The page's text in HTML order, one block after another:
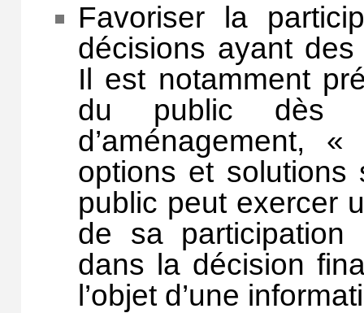
Favoriser la
décisions ayant des
Il est notamment
du public dès
d’aménagement,
options et
public peut exercer
de sa participation
dans la décision
l’objet d’une